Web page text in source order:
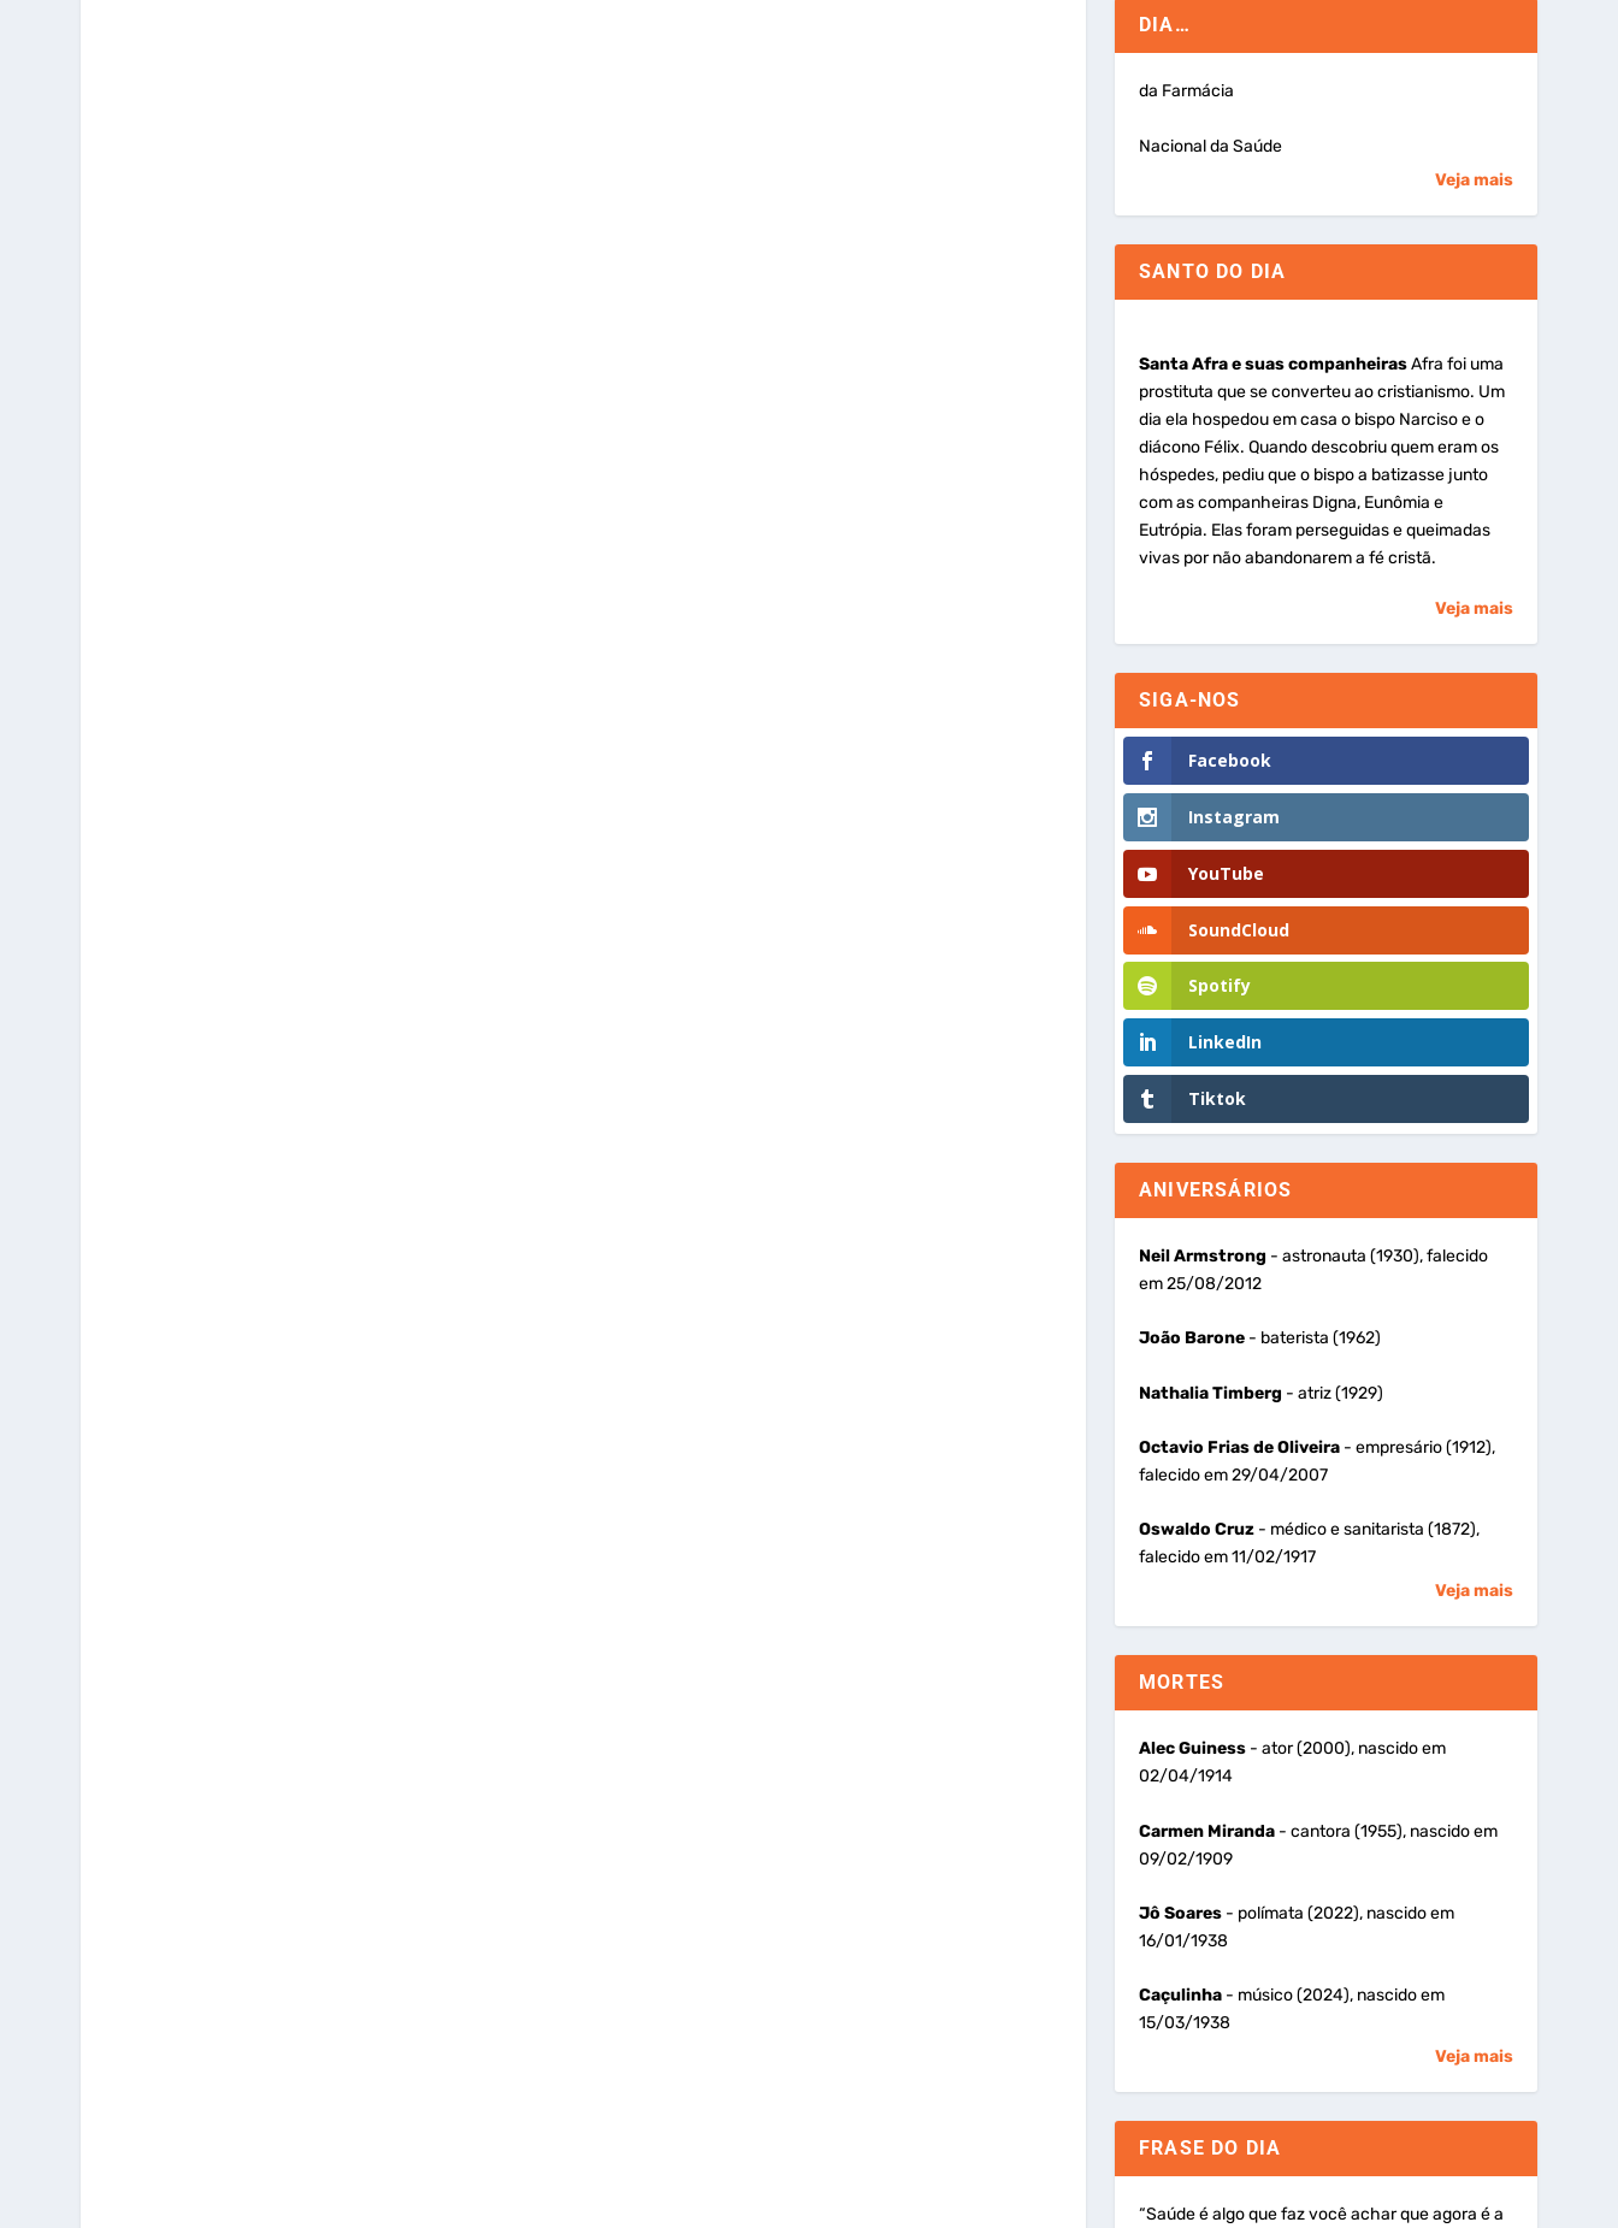
DIA…
da Farmácia
Nacional da Saúde
Veja mais
SANTO DO DIA
Santa Afra e suas companheirasAfra foi uma
prostituta que se converteu ao cristianismo. Um
dia ela hospedou em casa o bispo Narciso e o
diácono Félix. Quando descobriu quem eram os
hóspedes, pediu que o bispo a batizasse junto
com as companheiras Digna, Eunômia e
Eutrópia. Elas foram perseguidas e queimadas
vivas por não abandonarem a fé cristã.
Veja mais
SIGA-NOS
Facebook
Instagram
YouTube
SoundCloud
Spotify
LinkedIn
Tiktok
ANIVERSÁRIOS
Neil Armstrong - astronauta (1930), falecido
em 25/08/2012
João Barone- baterista (1962)
Nathalia Timberg - atriz (1929)
Octavio Frias de Oliveira- empresário (1912),
falecido em 29/04/2007
Oswaldo Cruz- médico e sanitarista (1872),
falecido em 11/02/1917
Veja mais
MORTES
Alec Guiness- ator (2000), nascido em
02/04/1914
Carmen Miranda- cantora (1955), nascido em
09/02/1909
Jô Soares- polímata (2022), nascido em
16/01/1938
Caçulinha- músico (2024), nascido em
15/03/1938
Veja mais
FRASE DO DIA
“Saúde é algo que faz você achar que agora é a